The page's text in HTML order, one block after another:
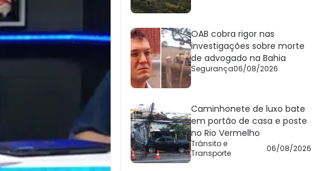
OAB cobra rigor nas
investigações sobre morte
de advogado na Bahia
Segurança06/08/2026
Caminhonete de luxo bate
em portão de casa e poste
no Rio Vermelho
Trânsito e
Transporte
06/08/2026